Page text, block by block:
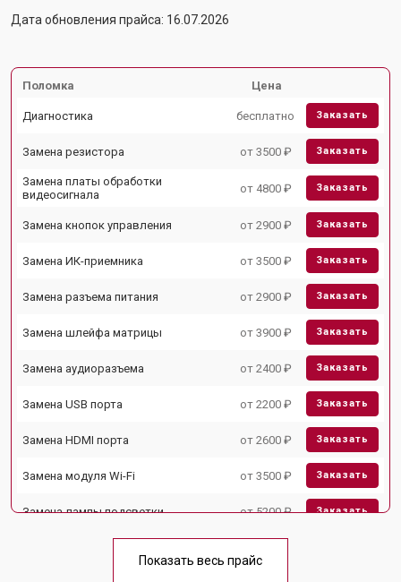
Дата обновления прайса: 16.07.2026
Поломка Цена
Диагностика бесплатно Заказать
Замена резистора от 3500 ₽ Заказать
Замена платы обработки
видеосигнала
от 4800 ₽ Заказать
Замена кнопок управления от 2900 ₽ Заказать
Замена ИК-приемника от 3500 ₽ Заказать
Замена разъема питания от 2900 ₽ Заказать
Замена шлейфа матрицы от 3900 ₽ Заказать
Замена аудиоразъема от 2400 ₽ Заказать
Замена USB порта от 2200 ₽ Заказать
Замена HDMI порта от 2600 ₽ Заказать
Замена модуля Wi-Fi от 3500 ₽ Заказать
Замена лампы подсветки от 5200 ₽ Заказать
Показать весь прайс